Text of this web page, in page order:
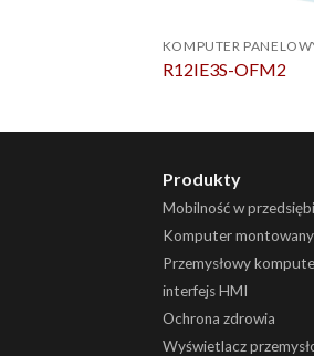
KOMPUTER
R12IE3S-OFM2
Produkty
Mobilność w
Komputer
Przemysłowy
interfejs HMI
Ochrona zdrowia
Wyświetlacz